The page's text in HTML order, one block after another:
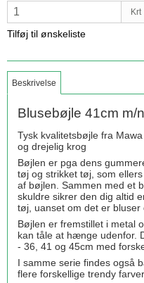
Krt
Tilføj til ønskeliste
Beskrivelse
Blusebøjle 41cm m/
Tysk kvalitetsbøjle fra
og drejelig krog
Bøjlen er pga dens
tøj og strikket tøj, som
af bøjlen. Sammen med et
skuldre sikrer den dig altid
tøj, uanset om det er bluser
Bøjlen er fremstillet i metal
kan tåle at hænge udenfor.
- 36, 41 og 45cm med
I samme serie findes også
flere forskellige trendy farver